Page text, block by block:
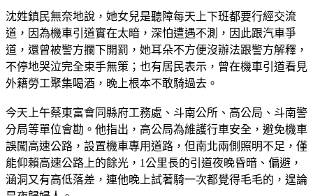
沈姓鎮民無奈地說，她女兒是聽障每天上下班都要行經交流
道，因為機車引道實在太暗，深怕遭遇不測，因此跟汽車爭
道，還曾被警方攔下開罰，她耳朵不方便沒辦法跟警方解釋，
不停地哭泣完全束手無策；也有居民表示，曾在機車引道看見
外籍勞工聚集喝酒，晚上根本不敢騎過去。
今天上午蔡東富會同縣府工務處、斗南公所、高公局、斗南警
分局等單位會勘。他指出，高公局為維護行車安全，避免機車
誤闖高速公路，設置機車專用道路，但南北兩側照明不足，僅
能仰賴高速公路上的餘光，1公里長的引道夜晚昏暗、偏避，
涵洞又有高低落差，連他晚上試著騎一次都覺得毛毛的，遑論